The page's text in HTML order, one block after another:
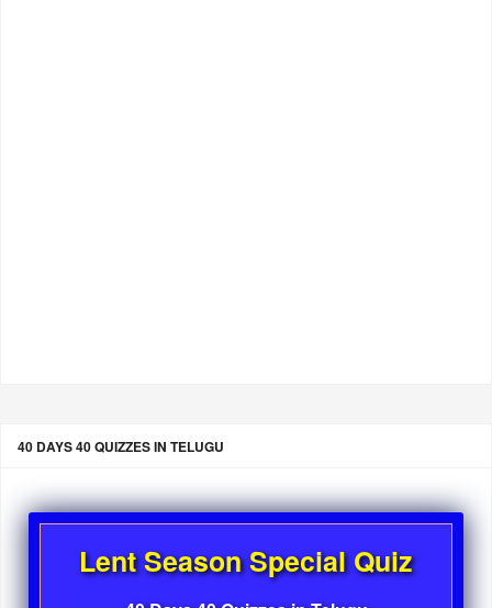
40 DAYS 40 QUIZZES IN TELUGU
Lent Season Special Quiz